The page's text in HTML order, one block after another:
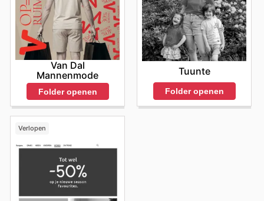
Happy Socks dealsmaken het lonend om regelmatig
een kijkje te nemen. Door de wekelijkse advertenties te
raadplegen en bewust te zijn van de lopendeHappy
Socks sales this week, kunnen klanten slimme
aankopen doen en profiteren van de meest
aantrekkelijke prijzen. De
Happy Socks adis niet
zomaar een advertentie; het is een uitnodiging om jezelf
te verwennen met kleur, comfort en een vleugje
ondeugd. DeHappy Socks flyers
fungeren als een
digitale gids door hun uitgebreide collectie, waarbij elke
bemachtigen. Deze proactieve aanpak garandeert dat
je altijd de beste deals kunt scoren en de nieuwste
trends kunt volgen, waardoor je moeiteloos een stijlvolle
en vrolijke uitstraling kunt creëren. Bezoek Happy
Socks's website vandaag om de beste deals te
Van Dal
Mannenmode
Folder openen
Tuunte
Folder openen
Verlopen